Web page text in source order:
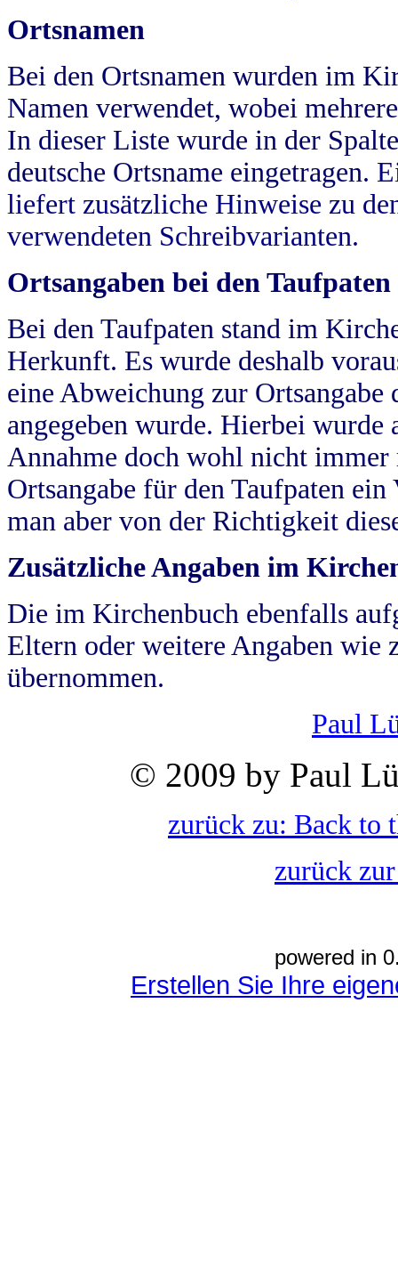
Ortsnamen
Bei den Ortsnamen wurden im
Namen verwendet, wobei
In dieser Liste wurde in der
deutsche Ortsname eingetragen.
liefert zusätzliche Hinweise zu
verwendeten Schreibvarianten.
Ortsangaben bei den Taufpaten
Bei den Taufpaten stand im
Herkunft. Es wurde deshalb
eine Abweichung zur
angegeben wurde. Hierbei wurde
Annahme doch wohl nicht
Ortsangabe für den Taufpaten
man aber von der Richtigkeit
Zusätzliche Angaben im
Die im Kirchenbuch ebenfalls
Eltern oder weitere Angaben wie
übernommen.
Paul
© 2009 by Paul
zurück zu: Back to
zurück
powered in
Erstellen Sie Ihre